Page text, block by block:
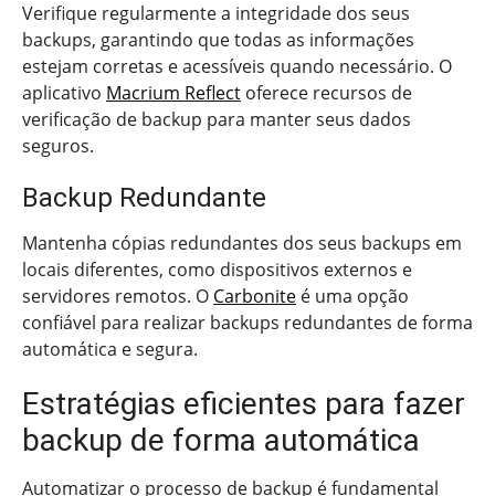
Verifique regularmente a integridade dos seus
backups, garantindo que todas as informações
estejam corretas e acessíveis quando necessário. O
aplicativo Macrium Reflect oferece recursos de
verificação de backup para manter seus dados
seguros.
Backup Redundante
Mantenha cópias redundantes dos seus backups em
locais diferentes, como dispositivos externos e
servidores remotos. O Carbonite é uma opção
confiável para realizar backups redundantes de forma
automática e segura.
Estratégias eficientes para fazer
backup de forma automática
Automatizar o processo de backup é fundamental